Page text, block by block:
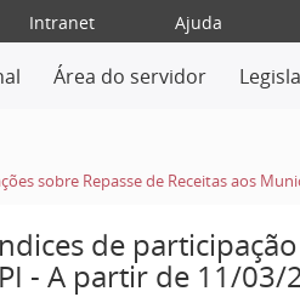
Intranet Ajuda
Área do servidor
sobre Repasse de Receitas aos
de
- A partir de 11/03/